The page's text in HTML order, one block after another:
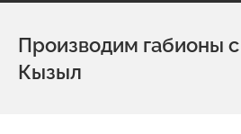
Производим габионы с
Кызыл